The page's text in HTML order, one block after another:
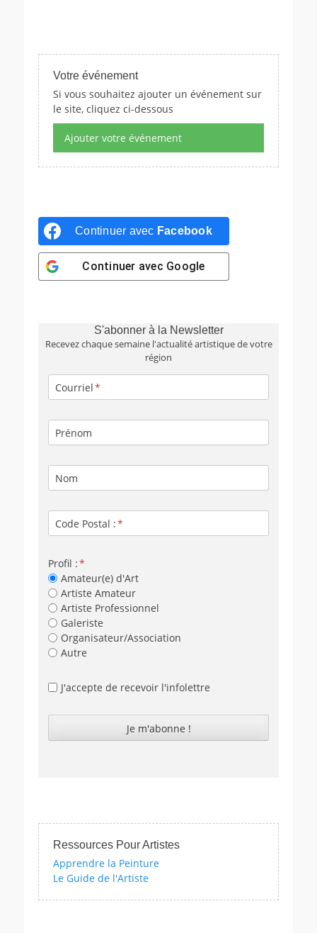
Votre événement
Si vous souhaitez ajouter un événement sur
le site, cliquez ci-dessous
Ajouter votre événement
Continuer avec Facebook
Continuer avec Google
S'abonner à la Newsletter
Recevez chaque semaine l'actualité artistique de votre
région
Courriel
Prénom
Nom
Code Postal :
Profil :
Amateur(e) d'Art
Artiste Amateur
Artiste Professionnel
Galeriste
Organisateur/Association
Autre
J'accepte de recevoir l'infolettre
Ressources Pour Artistes
Apprendre la Peinture
Le Guide de l'Artiste